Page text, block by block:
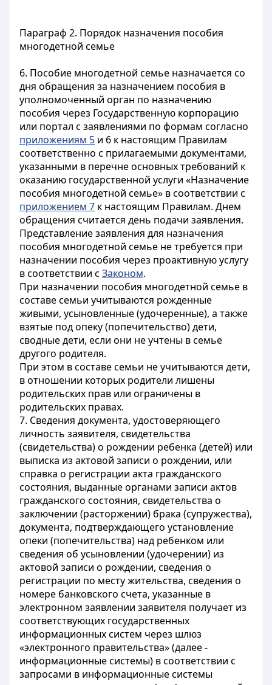
Параграф 2. Порядок назначения пособия
многодетной семье
6. Пособие многодетной семье назначается со
дня обращения за назначением пособия в
уполномоченный орган по назначению
пособия через Государственную корпорацию
или портал с заявлениями по формам согласно
приложениям 5 и 6 к настоящим Правилам
соответственно с прилагаемыми документами,
указанными в перечне основных требований к
оказанию государственной услуги «Назначение
пособия многодетной семье» в соответствии с
приложением 7 к настоящим Правилам. Днем
обращения считается день подачи заявления.
Представление заявления для назначения
пособия многодетной семье не требуется при
назначении пособия через проактивную услугу
в соответствии с Законом.
При назначении пособия многодетной семье в
составе семьи учитываются рожденные
живыми, усыновленные (удочеренные), а также
взятые под опеку (попечительство) дети,
сводные дети, если они не учтены в семье
другого родителя.
При этом в составе семьи не учитываются дети,
в отношении которых родители лишены
родительских прав или ограничены в
родительских правах.
7. Сведения документа, удостоверяющего
личность заявителя, свидетельства
(свидетельства) о рождении ребенка (детей) или
выписка из актовой записи о рождении, или
справка о регистрации акта гражданского
состояния, выданные органами записи актов
гражданского состояния, свидетельства о
заключении (расторжении) брака (супружества),
документа, подтверждающего установление
опеки (попечительства) над ребенком или
сведения об усыновлении (удочерении) из
актовой записи о рождении, сведения о
регистрации по месту жительства, сведения о
номере банковского счета, указанные в
электронном заявлении заявителя получает из
соответствующих государственных
информационных систем через шлюз
«электронного правительства» (далее -
информационные системы) в соответствии с
запросами в информационные системы